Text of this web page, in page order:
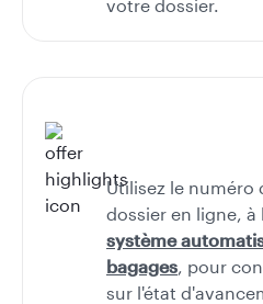
votre dossier.
Utilisez le numéro
dossier en ligne,
système
bagages, pour
sur l'état